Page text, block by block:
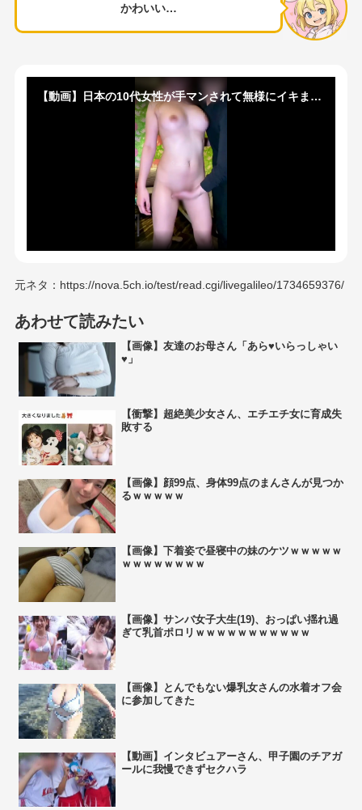
かわいい…
【動画】日本の10代女性が手マンされて無様にイキまくる動画、エロすぎると話題に
元ネタ：https://nova.5ch.io/test/read.cgi/livegalileo/1734659376/
あわせて読みたい
【画像】友達のお母さん「あら♥いらっしゃい
♥」
【衝撃】超絶美少女さん、エチエチ女に育成失
敗する
【画像】顔99点、身体99点のまんさんが見つか
るｗｗｗｗｗ
【画像】下着姿で昼寝中の妹のケツｗｗｗｗｗ
ｗｗｗｗｗｗｗｗ
【画像】サンバ女子大生(19)、おっぱい揺れ過
ぎて乳首ポロリｗｗｗｗｗｗｗｗｗｗｗ
【画像】とんでもない爆乳女さんの水着オフ会
に参加してきた
【動画】インタビュアーさん、甲子園のチアガ
ールに我慢できずセクハラ